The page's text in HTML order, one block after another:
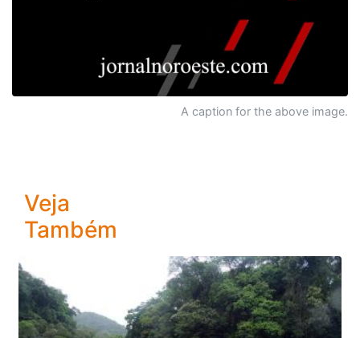
A caption for the above image.
Veja
Também